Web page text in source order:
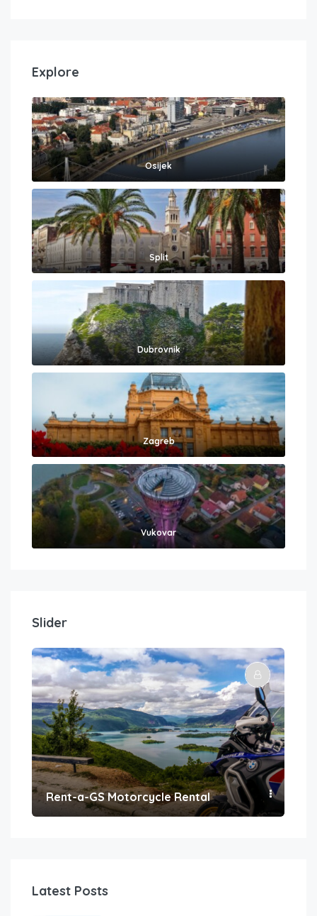
Explore
Osijek
Split
Dubrovnik
Zagreb
Vukovar
Slider
Rent-a-GS Motorcycle Rental
Latest Posts